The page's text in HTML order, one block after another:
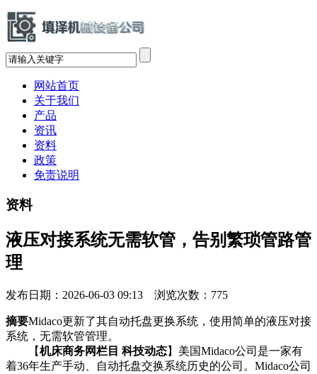
网站首页
关于我们
产品
资讯
资料
政策
免责说明
资料
液压对接系统无需软管，告别繁琐管路管
理
发布日期：2026-06-03 09:13 浏览次数： 775
摘要Midaco更新了其自动托盘更换系统，使用简单的液压对接
系统，无需软管管理。
【机床商务网栏目 科技动态】美国Midaco公司是一家有
着36年生产手动、自动托盘交换系统历史的公司。Midaco公司